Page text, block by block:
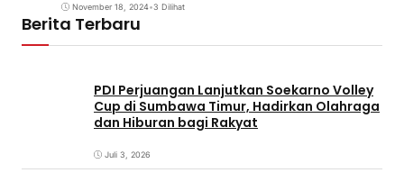
November 18, 2024•3 Dilihat
Berita Terbaru
PDI Perjuangan Lanjutkan Soekarno Volley
Cup di Sumbawa Timur, Hadirkan Olahraga
dan Hiburan bagi Rakyat
Juli 3, 2026